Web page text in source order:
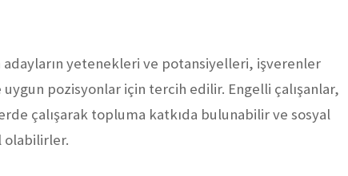
adayların yetenekleri ve potansiyelleri, işverenler
pozisyonlar için tercih edilir. Engelli çalışanlar,
çalışarak topluma katkıda bulunabilir ve sosyal
olabilirler.